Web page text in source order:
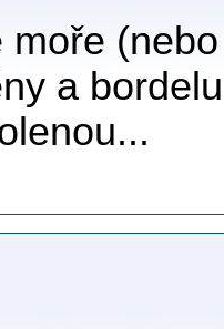
moře
a